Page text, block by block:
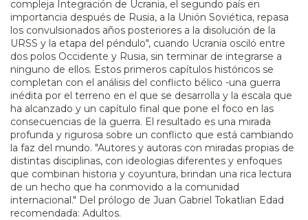
compleja Integración de Ucrania, el segundo país en
importancia después de Rusia, a la Unión Soviética, repasa
los convulsionados años posteriores a la disolución de la
URSS y la etapa del péndulo", cuando Ucrania osciló entre
dos polos Occidente y Rusia, sin terminar de integrarse a
ninguno de ellos. Estos primeros capítulos históricos se
completan con el análisis del conflicto bélico -una guerra
inédita por el terreno en el que se desarrolla y la escala que
ha alcanzado y un capítulo final que pone el foco en las
consecuencias de la guerra. El resultado es una mirada
profunda y rigurosa sobre un conflicto que está cambiando
la faz del mundo. "Autores y autoras con miradas propias de
distintas disciplinas, con ideologias diferentes y enfoques
que combinan historia y coyuntura, brindan una rica lectura
de un hecho que ha conmovido a la comunidad
internacional." Del prólogo de Juan Gabriel Tokatlian Edad
recomendada: Adultos.